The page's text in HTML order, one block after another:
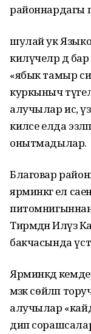
районнардагы
шулай ук
килүчеләр дә
«ябык тамыр
куркыныч
алучылар исә,
киләсе елда
онытмадылар.
Благовар
ярминкәгә ел
питомнигыннан
Тирмәдән Илүзә
бакчасында
Ярминкәдә
мәзәк сөйләп
алучылар
дип